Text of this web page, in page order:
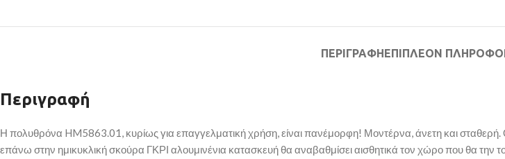
ΠΕΡΙΓΡΑΦΉΕΠΙΠΛΈΟΝ
Περιγραφή
Η πολυθρόνα HM5863.01, κυρίως για επαγγελματική χρήση, είναι πανέμορφη! Μοντέρνα, άνετη και
επάνω στην ημικυκλική σκούρα ΓΚΡΙ αλουμινένια κατασκευή θα αναβαθμίσει αισθητικά τον χώρο που θα την